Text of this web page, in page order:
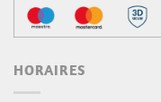
HORAIRES